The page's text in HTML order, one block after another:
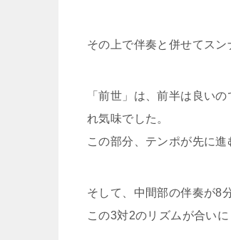
その上で伴奏と併せてスン
「前世」は、前半は良い
れ気味でした。
この部分、テンポが先に進
そして、中間部の伴奏が8
この3対2のリズムが合い